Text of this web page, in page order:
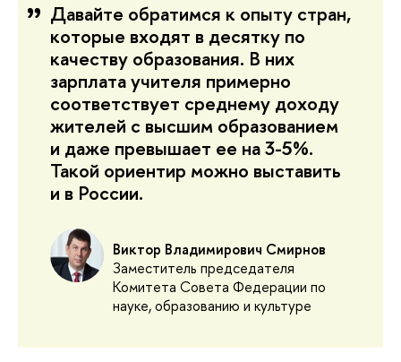
Давайте обратимся к опыту стран,
которые входят в десятку по
качеству образования. В них
зарплата учителя примерно
соответствует среднему доходу
жителей с высшим образованием
и даже превышает ее на 3-5%.
Такой ориентир можно выставить
и в России.
Виктор Владимирович Смирнов
Заместитель председателя
Комитета Совета Федерации по
науке, образованию и культуре